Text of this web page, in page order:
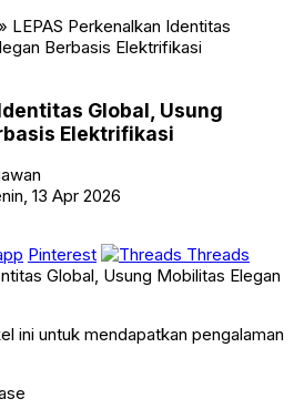
LEPAS Perkenalkan Identitas
Berbasis Elektrifikasi
Global, Usung
Elektrifikasi
13 Apr 2026
Pinterest Threads
ini untuk mendapatkan pengalaman